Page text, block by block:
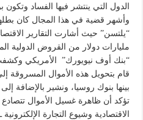
الدول التي ينتشر فيها الفساد وتكون
وأشهر قضية في هذا المجال كان
مليارات دولار من القروض الدولية
“بنك أوف نيويورك” الأمريكي
قام بتحويل هذه الأموال المسروقة
بينها بنوك روسيا، ونشير بالإضافة
تؤكد أن ظاهرة غسيل الأموال
الاقتصادية وشيوع التجارة